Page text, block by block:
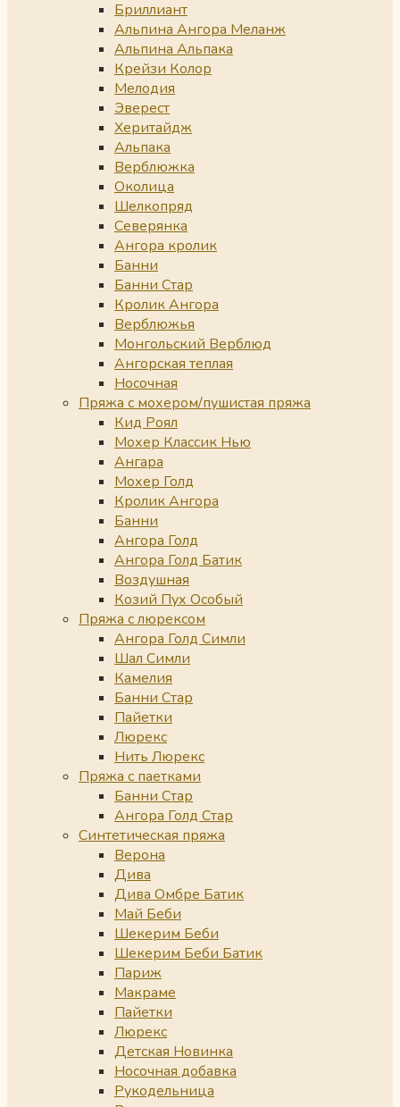
Бриллиант
Альпина Ангора Меланж
Альпина Альпака
Крейзи Колор
Мелодия
Эверест
Херитайдж
Альпака
Верблюжка
Околица
Шелкопряд
Северянка
Ангора кролик
Банни
Банни Стар
Кролик Ангора
Верблюжья
Монгольский Верблюд
Ангорская теплая
Носочная
Пряжа с мохером/пушистая пряжа
Кид Роял
Мохер Классик Нью
Ангара
Мохер Голд
Кролик Ангора
Банни
Ангора Голд
Ангора Голд Батик
Воздушная
Козий Пух Особый
Пряжа с люрексом
Ангора Голд Симли
Шал Симли
Камелия
Банни Стар
Пайетки
Люрекс
Нить Люрекс
Пряжа с паетками
Банни Стар
Ангора Голд Стар
Синтетическая пряжа
Верона
Дива
Дива Омбре Батик
Май Беби
Шекерим Беби
Шекерим Беби Батик
Париж
Макраме
Пайетки
Люрекс
Детская Новинка
Носочная добавка
Рукодельница